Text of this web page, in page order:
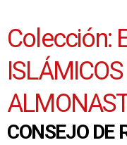
Colección:
CONSEJO DE